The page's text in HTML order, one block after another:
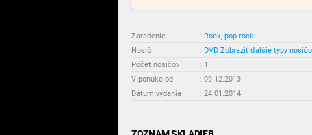
Zaradenie : Rock, pop rock
Nosič
: DVD Zobraziť ďalšie typy
Počet nosičov
: 1
V ponuke od
: 09.12.2013
Dátum vydania
: 24.01.2014